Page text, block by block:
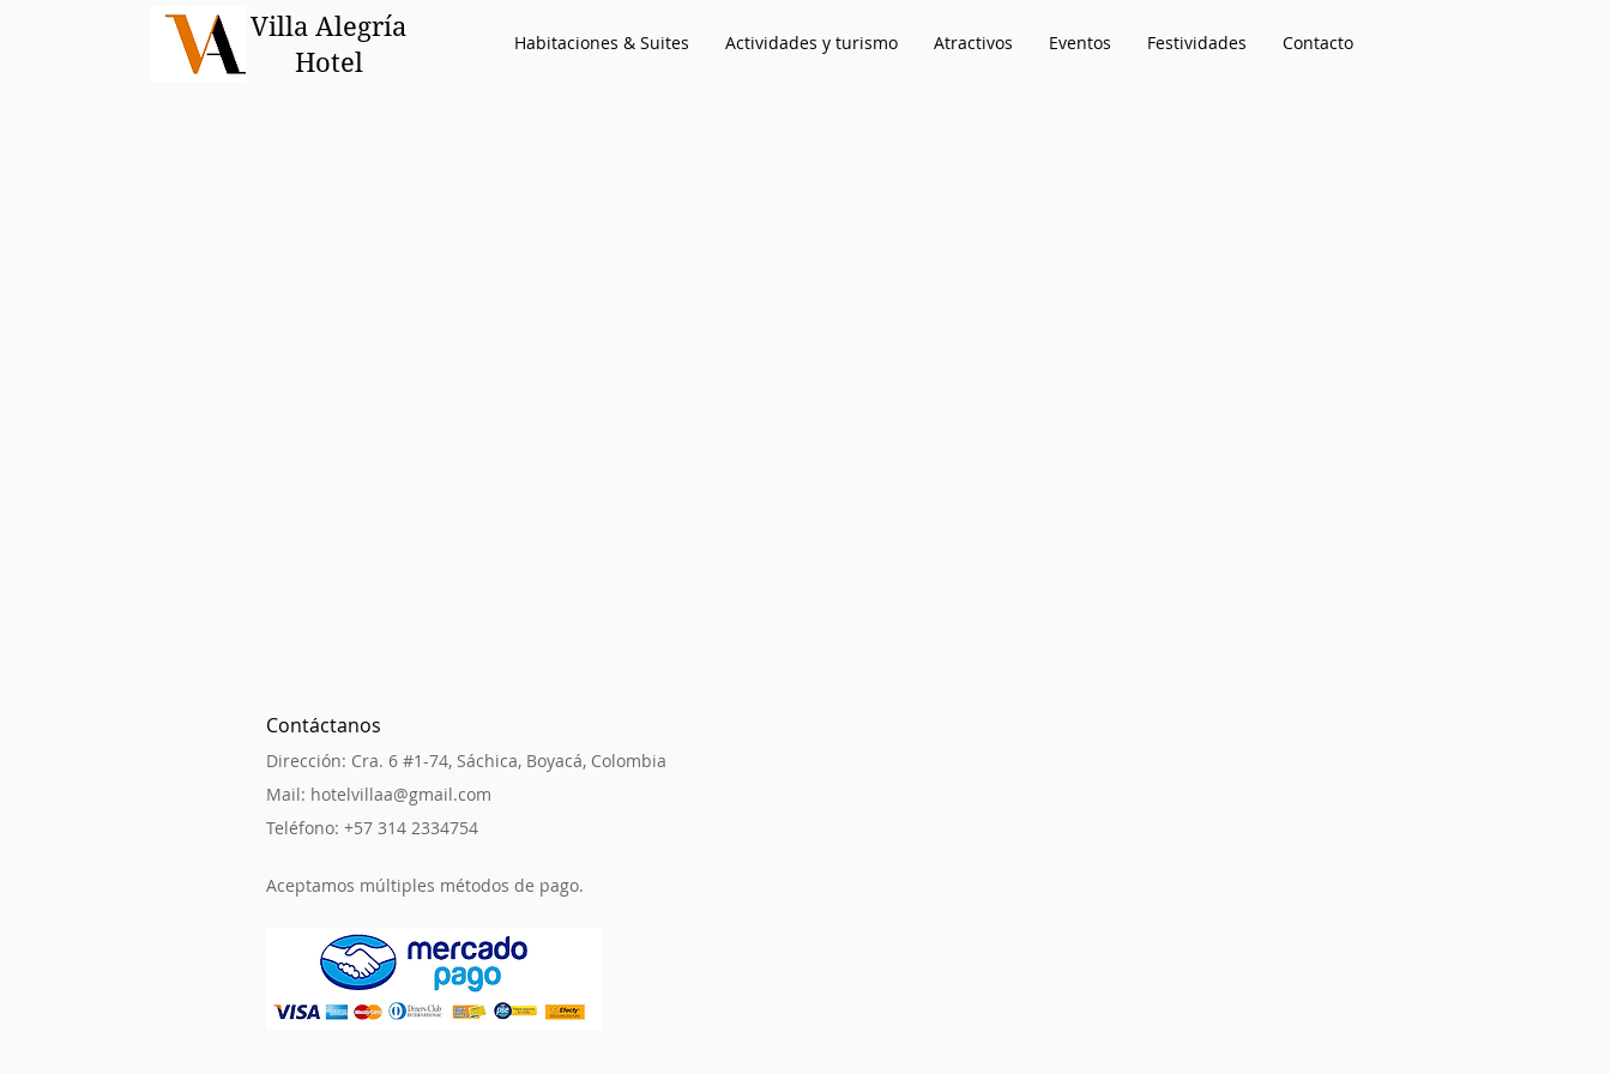
Villa Alegría
Hotel
Habitaciones & Suites Actividades y turismo Atractivos Eventos Festividades Contacto
Contáctanos
Dirección: Cra. 6 #1-74, Sáchica, Boyacá, Colombia
Mail: hotelvillaa@gmail.com
Teléfono: +57 314 2334754
Aceptamos múltiples métodos de pago.